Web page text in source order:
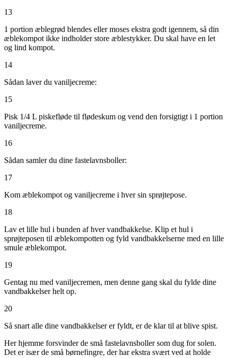
13
1 portion æblegrød blendes eller moses ekstra godt igennem, så din
æblekompot ikke indholder store æblestykker. Du skal have en let
og lind kompot.
14
Sådan laver du vaniljecreme:
15
Pisk 1/4 L piskefløde til flødeskum og vend den forsigtigt i 1 portion
vaniljecreme.
16
Sådan samler du dine fastelavnsboller:
17
Kom æblekompot og vaniljecreme i hver sin sprøjtepose.
18
Lav et lille hul i bunden af hver vandbakkelse. Klip et hul i
sprøjteposen til æblekompotten og fyld vandbakkelserne med en lille
smule æblekompot.
19
Gentag nu med vaniljecremen, men denne gang skal du fylde dine
vandbakkelser helt op.
20
Så snart alle dine vandbakkelser er fyldt, er de klar til at blive spist.
Her hjemme forsvinder de små fastelavnsboller som dug for solen.
Det er især de små børnefingre, der har ekstra svært ved at holde